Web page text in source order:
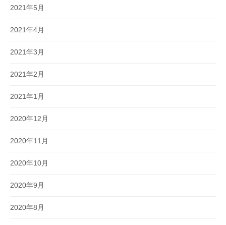
2021年5月
2021年4月
2021年3月
2021年2月
2021年1月
2020年12月
2020年11月
2020年10月
2020年9月
2020年8月